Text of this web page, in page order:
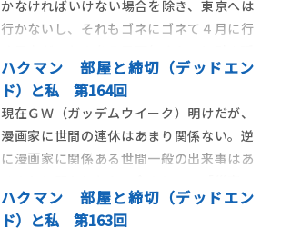
たので、やはり人生のスパイスは、与えら
れるのを待つのでは
かなければいけない場合を除き、東京へは
行かないし、それもゴネにゴネて４月に行
ばす。ついに万策尽きて行くことになった
としても、用が済んだらすぐ帰るので、東京
滞在時間が飛行機に乗っている時間より短
いことすらある。今回はＳ（hit）学館の用
であり、
ハクマン 部屋と締切（デッドエン
ド）と私 第164回
現在ＧＷ（ガッデムウイーク）明けだが、
漫画家に世間の連休はあまり関係ない。逆
に漫画家に関係ある世間一般の出来事はあ
以外は思いつかない。ＧＷが無関係という
ハクマン 部屋と締切（デッドエン
ド）と私 第163回